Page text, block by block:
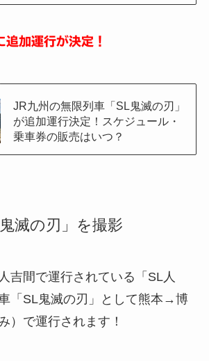
加運行が決定！
JR九州の無限列車「SL鬼滅の刃」
が追加運行決定！スケジュール・
乗車券の販売はいつ？
滅の刃」を撮影
吉間で運行されている「SL人
「SL鬼滅の刃」として熊本→博
）で運行されます！